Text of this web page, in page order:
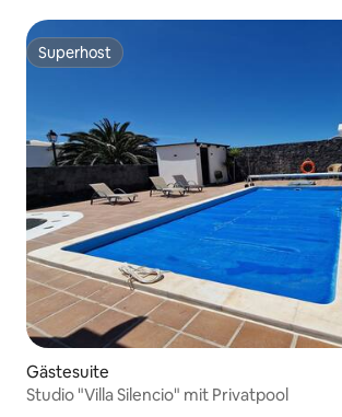
Superhost
Superhost
Gästesuite
Studio "Villa Silencio" mit Privatpool